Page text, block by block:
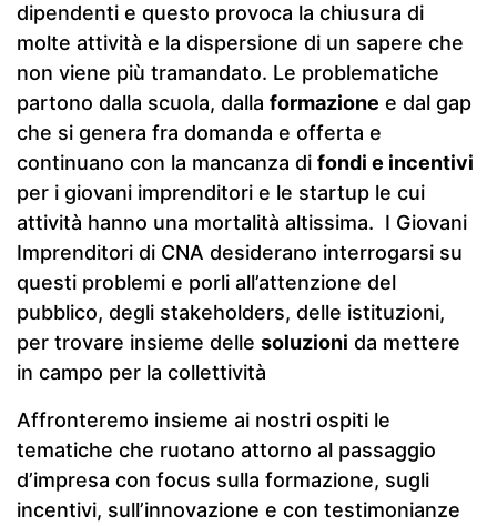
dipendenti e questo provoca la chiusura di
molte attività e la dispersione di un sapere che
non viene più tramandato. Le problematiche
partono dalla scuola, dalla formazione e dal gap
che si genera fra domanda e offerta e
continuano con la mancanza di fondi e incentivi
per i giovani imprenditori e le startup le cui
attività hanno una mortalità altissima. I Giovani
Imprenditori di CNA desiderano interrogarsi su
questi problemi e porli all’attenzione del
pubblico, degli stakeholders, delle istituzioni,
per trovare insieme delle soluzioni da mettere
in campo per la collettività
Affronteremo insieme ai nostri ospiti le
tematiche che ruotano attorno al passaggio
d’impresa con focus sulla formazione, sugli
incentivi, sull’innovazione e con testimonianze